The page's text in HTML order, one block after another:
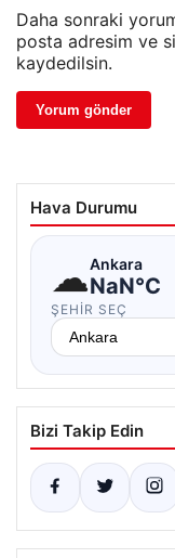
Daha sonraki
posta adresim ve
kaydedilsin.
Hava Durumu
☁Ankara
NaN°C
ŞEHIR SEÇ
Bizi Takip Edin